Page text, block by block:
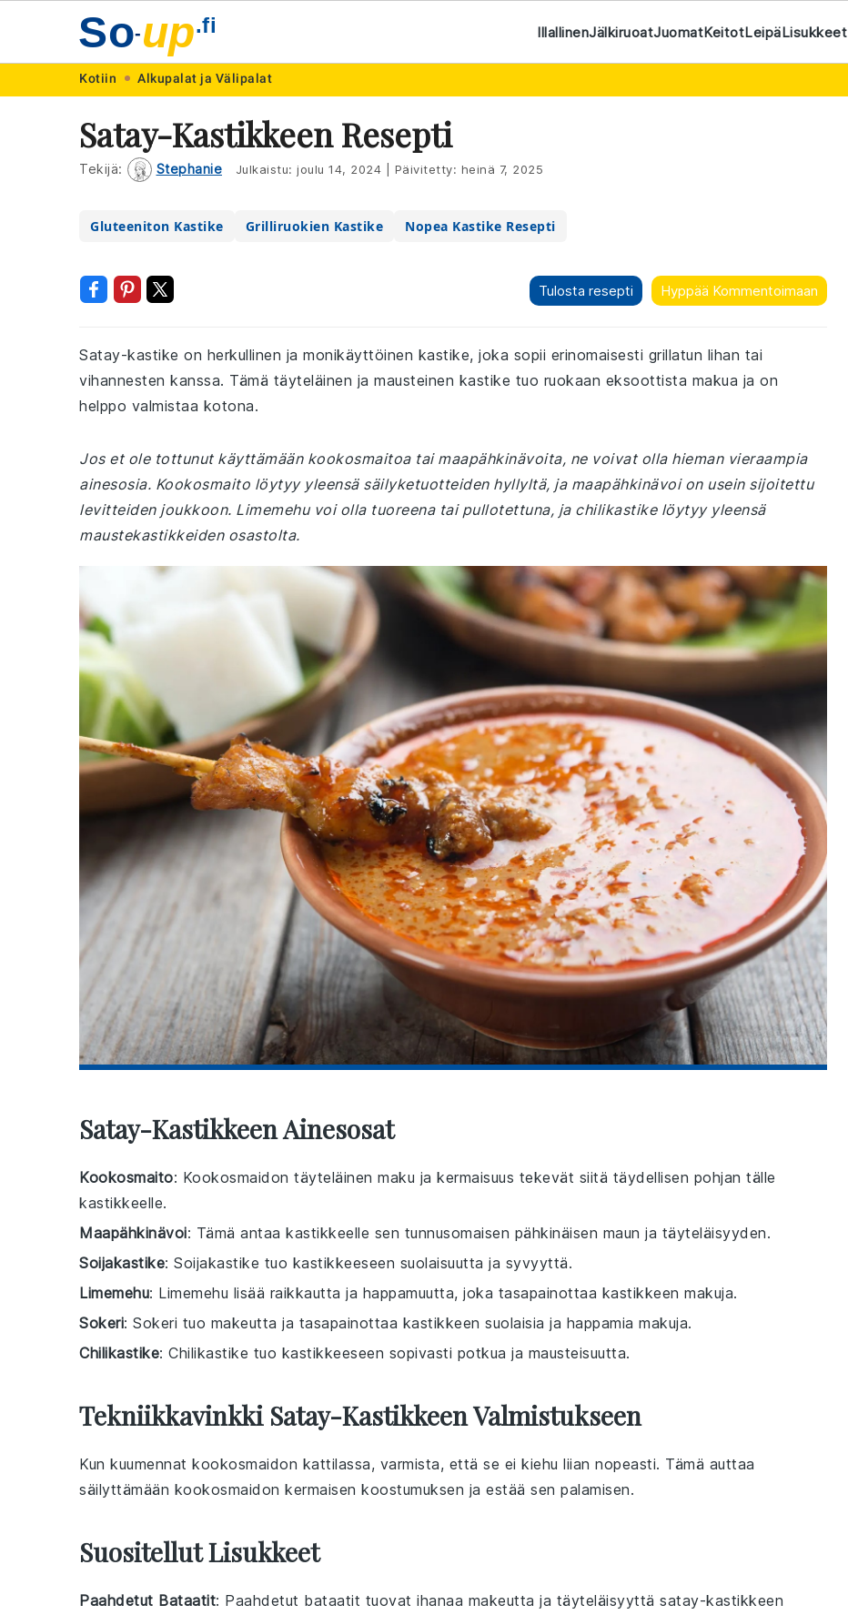
navigation
content
So-up.fi IllallinenJälkiruoatJuomatKeitotLeipäLisukkeet
Kotiin Alkupalat ja Välipalat
Satay-Kastikkeen Resepti
Tekijä: Stephanie Julkaistu: joulu 14, 2024 Päivitetty: heinä 7, 2025
Gluteeniton Kastike Grilliruokien Kastike Nopea Kastike Resepti
Tulosta resepti Hyppää Kommentoimaan
Satay-kastike on herkullinen ja monikäyttöinen kastike, joka sopii erinomaisesti grillatun lihan tai
vihannesten kanssa. Tämä täyteläinen ja mausteinen kastike tuo ruokaan eksoottista makua ja on
helppo valmistaa kotona.
Jos et ole tottunut käyttämään kookosmaitoa tai maapähkinävoita, ne voivat olla hieman vieraampia
ainesosia. Kookosmaito löytyy yleensä säilyketuotteiden hyllyltä, ja maapähkinävoi on usein sijoitettu
levitteiden joukkoon. Limemehu voi olla tuoreena tai pullotettuna, ja chilikastike löytyy yleensä
maustekastikkeiden osastolta.
Satay-Kastikkeen Ainesosat
Kookosmaito: Kookosmaidon täyteläinen maku ja kermaisuus tekevät siitä täydellisen pohjan tälle
kastikkeelle.
Maapähkinävoi: Tämä antaa kastikkeelle sen tunnusomaisen pähkinäisen maun ja täyteläisyyden.
Soijakastike: Soijakastike tuo kastikkeeseen suolaisuutta ja syvyyttä.
Limemehu: Limemehu lisää raikkautta ja happamuutta, joka tasapainottaa kastikkeen makuja.
Sokeri: Sokeri tuo makeutta ja tasapainottaa kastikkeen suolaisia ja happamia makuja.
Chilikastike: Chilikastike tuo kastikkeeseen sopivasti potkua ja mausteisuutta.
Tekniikkavinkki Satay-Kastikkeen Valmistukseen
Kun kuumennat kookosmaidon kattilassa, varmista, että se ei kiehu liian nopeasti. Tämä auttaa
säilyttämään kookosmaidon kermaisen koostumuksen ja estää sen palamisen.
Suositellut Lisukkeet
Paahdetut Bataatit: Paahdetut bataatit tuovat ihanaa makeutta ja täyteläisyyttä satay-kastikkeen